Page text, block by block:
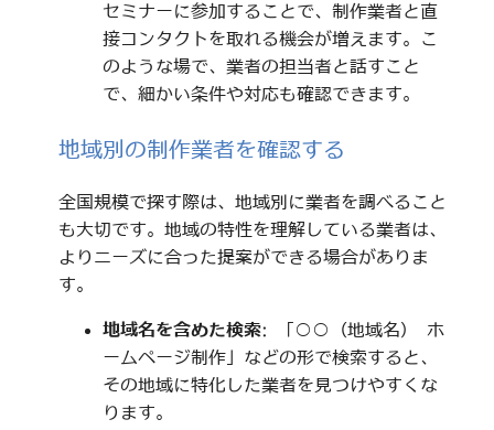
セミナーに参加することで、制作業者と直
接コンタクトを取れる機会が増えます。こ
のような場で、業者の担当者と話すこと
で、細かい条件や対応も確認できます。
地域別の制作業者を確認する
全国規模で探す際は、地域別に業者を調べること
も大切です。地域の特性を理解している業者は、
よりニーズに合った提案ができる場合がありま
す。
地域名を含めた検索: 「○○（地域名） ホ
ームページ制作」などの形で検索すると、
その地域に特化した業者を見つけやすくな
ります。